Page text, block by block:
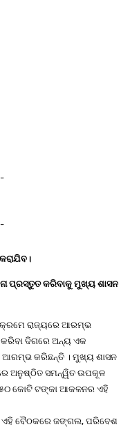
ପ୍ରସ୍ତୁତ କରିବାକୁ ମୁଖ୍ୟ ଶାସନ
ରାଜ୍ୟରେ ଆରମ୍ଭ
ଦିଗରେ ଅନ୍ୟ ଏକ
ଆରମ୍ଭ କରିଛନ୍ତି । ମୁଖ୍ୟ ଶାସନ
ଅନୁଷ୍ଠିତ ସମନ୍ୱିତ ଉପକୂଳ
କୋଟି ଟଙ୍କା ଆକଳନର ଏହି
ବୈଠକରେ ଜଙ୍ଗଲ, ପରିବେଶ